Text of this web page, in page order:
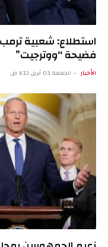
استطلاع: شعبية
فضيحة “ووترجيت”
الأخبار الجمعة 03 أبريل 6:13 ص